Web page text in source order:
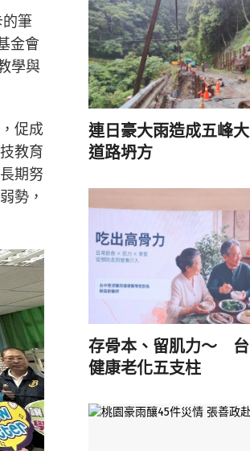
筆
金會
學與
促成
教育
期努
勢，
連日豪大雨造成五峰
道路坍方
存骨本、留肌力～
健康老化五支柱